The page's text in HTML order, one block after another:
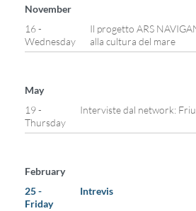
November
16 -
Wednesday
Il progetto ARS
alla cultura del mare
May
19 -
Thursday
Interviste dal network:
February
25 -
Friday
Intrevis